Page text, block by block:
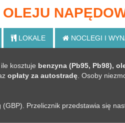
OLEJU
LOKALE NOCLEGI I
kosztuje benzyna (Pb95, Pb98),
opłaty za autostradę . Osoby
Przelicznik przedstawia się